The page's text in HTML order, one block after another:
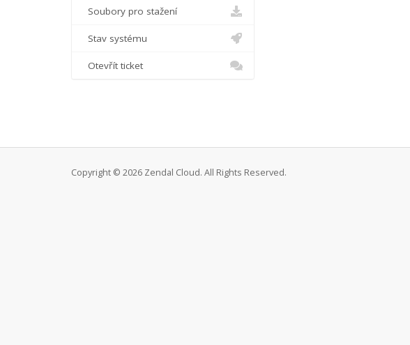
Soubory pro stažení
Stav systému
Otevřít ticket
Copyright © 2026 Zendal Cloud. All Rights Reserved.